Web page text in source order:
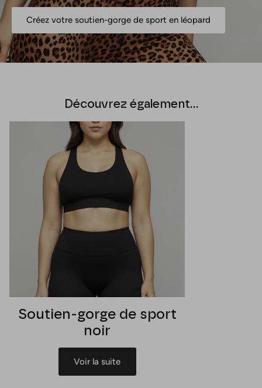
Créez votre soutien-gorge de sport en léopard
Découvrez également...
Soutien-gorge de sport
noir
Voir la suite